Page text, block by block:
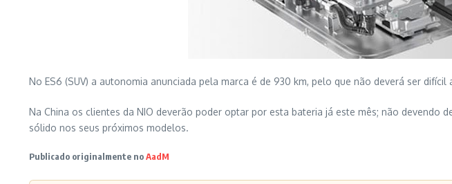
No ES6 (SUV) a autonomia anunciada pela marca é de 930 km, pelo que não deverá ser
Na China os clientes da NIO deverão poder optar por esta bateria já este mês; não
sólido nos seus próximos modelos.
Publicado originalmente noAadM